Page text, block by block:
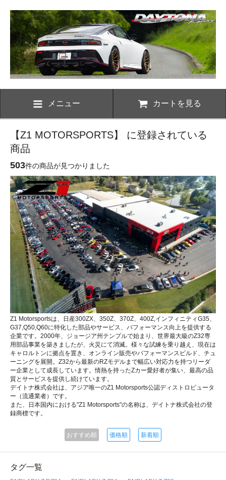
メニュー カートを見る
【Z1 MOTORSPORTS】 に登録されている
商品
503件の商品が見つかりました
Z1 Motorsportsは、日産300ZX、350Z、370Z、400Z,インフィニティG35、
G37,Q50,Q60に特化した部品やサービス、パフォーマンス向上を提供する
企業です。2000年、ジョージア州テンプルで始まり、世界最大級のZ32専
用部品事業を築きましたが、火災にて消滅。様々な試練を乗り越え、現在は
キャロルトンに拠点を置き、オンライン販売やパフォーマンスビルド、チュ
ーニングを展開。Z32から最新のRZモデルまで幅広い対応力を持つリーダ
ー企業として成長しています。情熱を持ったZカー愛好者が集い、最高の品
質とサービスを提供し続けています。
デイトナ株式会社は、アジア唯一のZ1 Motorsports公認ディストロビュータ
ー（流通業者）です。
また、日本国内における"Z1 Motorsports"の名称は、デイトナ株式会社の登
録商標です。
おすすめ順 価格順 新着順
タグ一覧